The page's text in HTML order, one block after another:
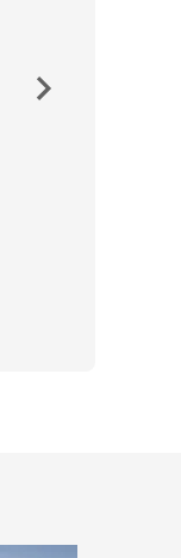
Venado Tuerto